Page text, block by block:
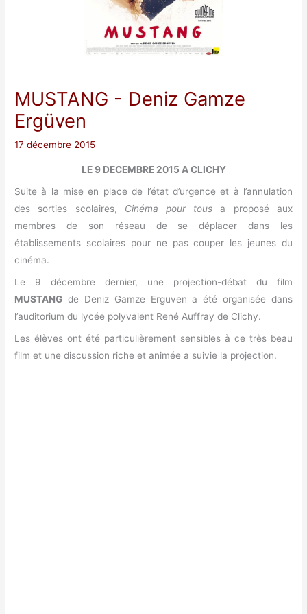
MUSTANG - Deniz Gamze
Ergüven
17 décembre 2015
LE 9 DECEMBRE 2015 A CLICHY
Suite à la mise en place de l’état d’urgence et à l’annulation
des sorties scolaires, Cinéma pour tous a proposé aux
membres de son réseau de se déplacer dans les
établissements scolaires pour ne pas couper les jeunes du
cinéma.
Le 9 décembre dernier, une projection-débat du film
MUSTANG de Deniz Gamze Ergüven a été organisée dans
l’auditorium du lycée polyvalent René Auffray de Clichy.
Les élèves ont été particulièrement sensibles à ce très beau
film et une discussion riche et animée a suivie la projection.